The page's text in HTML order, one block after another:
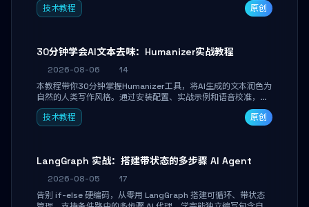
屏的专业级演示文稿。
技术教程 原创
30分钟学会AI文本去味：Humanizer实战教程
2026-08-06
14
本教程带你30分钟掌握Humanizer工具，将AI生成的文本润色为
自然的人类写作风格。通过安装配置、实战示例和语音校准，让
你的内容告别AI痕迹，匹配个人写作习惯，适合内容创作者和技
术博主。
技术教程 原创
LangGraph 实战：搭建带状态的多步骤 AI Agent
2026-08-05
17
告别 if-else 硬编码，从零用 LangGraph 搭建可循环、带状态